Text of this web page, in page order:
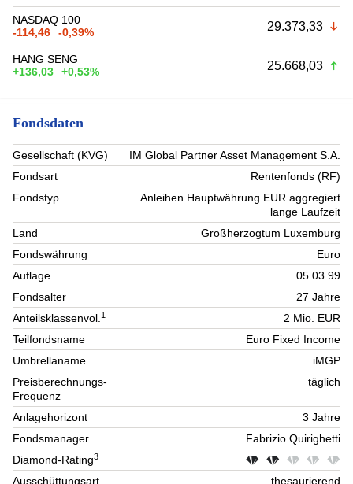
NASDAQ 100
-114,46
-0,39% 29.373,33
HANG SENG
+136,03
+0,53% 25.668,03
Fondsdaten
Gesellschaft (KVG)
IM Global Partner Asset Management S.A.
Fondsart
Rentenfonds (RF)
Fondstyp
Anleihen Hauptwährung EUR aggregiert
lange Laufzeit
Land
Großherzogtum Luxemburg
Fondswährung
Euro
Auflage
05.03.99
Fondsalter
27 Jahre
Anteilsklassenvol.1
2 Mio. EUR
Teilfondsname
Euro Fixed Income
Umbrellaname
iMGP
Preisberechnungs-
Frequenz
täglich
Anlagehorizont
3 Jahre
Fondsmanager
Fabrizio Quirighetti
Diamond-Rating3
Ausschüttungsart thesaurierend